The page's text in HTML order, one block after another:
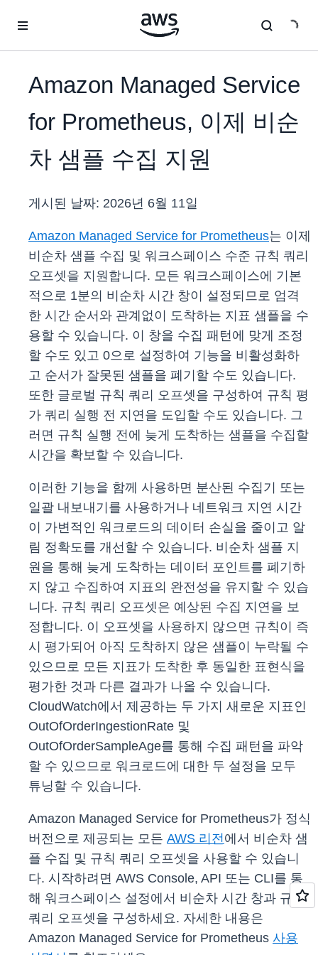
Amazon Managed Service
for Prometheus, 이제 비순
차 샘플 수집 지원
게시된 날짜: 2026년 6월 11일
Amazon Managed Service for Prometheus는 이제
비순차 샘플 수집 및 워크스페이스 수준 규칙 쿼리
오프셋을 지원합니다. 모든 워크스페이스에 기본
적으로 1분의 비순차 시간 창이 설정되므로 엄격
한 시간 순서와 관계없이 도착하는 지표 샘플을 수
용할 수 있습니다. 이 창을 수집 패턴에 맞게 조정
할 수도 있고 0으로 설정하여 기능을 비활성화하
고 순서가 잘못된 샘플을 폐기할 수도 있습니다.
또한 글로벌 규칙 쿼리 오프셋을 구성하여 규칙 평
가 쿼리 실행 전 지연을 도입할 수도 있습니다. 그
러면 규칙 실행 전에 늦게 도착하는 샘플을 수집할
시간을 확보할 수 있습니다.
이러한 기능을 함께 사용하면 분산된 수집기 또는
일괄 내보내기를 사용하거나 네트워크 지연 시간
이 가변적인 워크로드의 데이터 손실을 줄이고 알
림 정확도를 개선할 수 있습니다. 비순차 샘플 지
원을 통해 늦게 도착하는 데이터 포인트를 폐기하
지 않고 수집하여 지표의 완전성을 유지할 수 있습
니다. 규칙 쿼리 오프셋은 예상된 수집 지연을 보
정합니다. 이 오프셋을 사용하지 않으면 규칙이 즉
시 평가되어 아직 도착하지 않은 샘플이 누락될 수
있으므로 모든 지표가 도착한 후 동일한 표현식을
평가한 것과 다른 결과가 나올 수 있습니다.
CloudWatch에서 제공하는 두 가지 새로운 지표인
OutOfOrderIngestionRate 및
OutOfOrderSampleAge를 통해 수집 패턴을 파악
할 수 있으므로 워크로드에 대한 두 설정을 모두
튜닝할 수 있습니다.
Amazon Managed Service for Prometheus가 정식
버전으로 제공되는 모든 AWS 리전에서 비순차 샘
플 수집 및 규칙 쿼리 오프셋을 사용할 수 있습니
다. 시작하려면 AWS Console, API 또는 CLI를 통
해 워크스페이스 설정에서 비순차 시간 창과 규칙
쿼리 오프셋을 구성하세요. 자세한 내용은
Amazon Managed Service for Prometheus 사용